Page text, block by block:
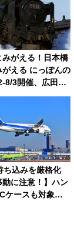
みがえる！日本橋
がえる にっぽんの
8/3開催、広田尚
も、駅弁フェスも
ち込みを厳格化
動に注意！】ハン
ケースも対象の